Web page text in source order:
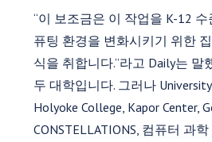
“이 보조금은 이 작업을 K-12
퓨팅 환경을 변화시키기 위한
식을 취합니다.”라고 Daily는 말
두 대학입니다. 그러나
Holyoke College, Kapor Center,
CONSTELLATIONS, 컴퓨터 과